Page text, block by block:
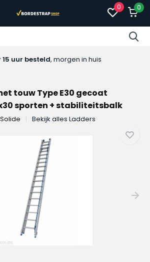
0 0
15 uur besteld, morgen in huis
touw Type E30 gecoat
sporten + stabiliteitsbalk
Solide Bekijk alles Ladders